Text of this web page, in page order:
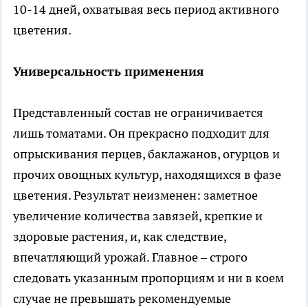
10-14 дней, охватывая весь период активного
цветения.
Универсальность применения
Представленный состав не ограничивается
лишь томатами. Он прекрасно подходит для
опрыскивания перцев, баклажанов, огурцов и
прочих овощных культур, находящихся в фазе
цветения. Результат неизменен: заметное
увеличение количества завязей, крепкие и
здоровые растения, и, как следствие,
впечатляющий урожай. Главное – строго
следовать указанным пропорциям и ни в коем
случае не превышать рекомендуемые